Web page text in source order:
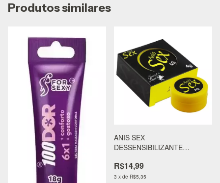
Produtos similares
ANIS SEX
DESSENSIBILIZANTE
R$14,99
3 x de R$5,35